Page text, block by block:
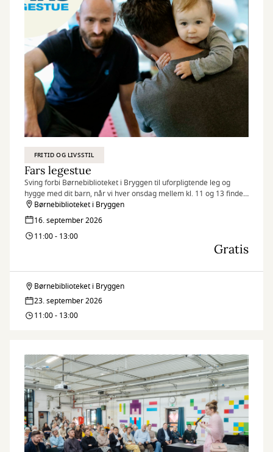
FRITID OG LIVSSTIL
Fars legestue
Sving forbi Børnebiblioteket i Bryggen til uforpligtende leg og
hygge med dit barn, når vi hver onsdag mellem kl. 11 og 13 finder
legetøjet frem og inviterer til Fars legestue.
Børnebiblioteket i Bryggen
16. september 2026
11:00 - 13:00
Gratis
Fars
legestue
Børnebiblioteket i Bryggen
23. september 2026
11:00 - 13:00